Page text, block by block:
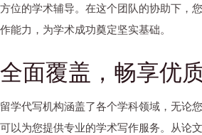
方位的学术辅导。在这个团队的协助下，
作能力，为学术成功奠定坚实基础。
全面覆盖，畅享优
留学代写机构涵盖了各个学科领域，无论
可以为您提供专业的学术写作服务。从论